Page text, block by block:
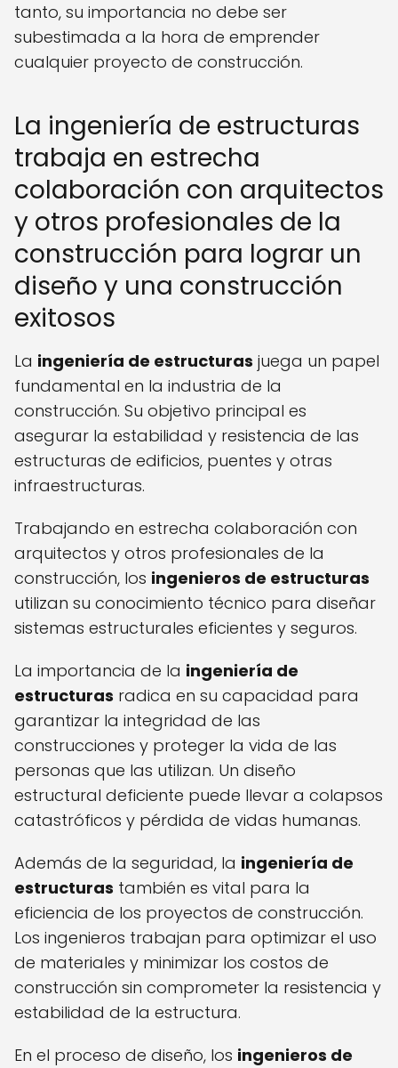
tanto, su importancia no debe ser
subestimada a la hora de emprender
cualquier proyecto de construcción.
La ingeniería de estructuras
trabaja en estrecha
colaboración con arquitectos
y otros profesionales de la
construcción para lograr un
diseño y una construcción
exitosos
La ingeniería de estructuras juega un papel
fundamental en la industria de la
construcción. Su objetivo principal es
asegurar la estabilidad y resistencia de las
estructuras de edificios, puentes y otras
infraestructuras.
Trabajando en estrecha colaboración con
arquitectos y otros profesionales de la
construcción, los ingenieros de estructuras
utilizan su conocimiento técnico para diseñar
sistemas estructurales eficientes y seguros.
La importancia de la ingeniería de
estructuras radica en su capacidad para
garantizar la integridad de las
construcciones y proteger la vida de las
personas que las utilizan. Un diseño
estructural deficiente puede llevar a colapsos
catastróficos y pérdida de vidas humanas.
Además de la seguridad, la ingeniería de
estructuras también es vital para la
eficiencia de los proyectos de construcción.
Los ingenieros trabajan para optimizar el uso
de materiales y minimizar los costos de
construcción sin comprometer la resistencia y
estabilidad de la estructura.
En el proceso de diseño, los ingenieros de